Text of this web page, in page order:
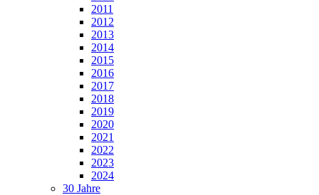
2011
2012
2013
2014
2015
2016
2017
2018
2019
2020
2021
2022
2023
2024
30 Jahre